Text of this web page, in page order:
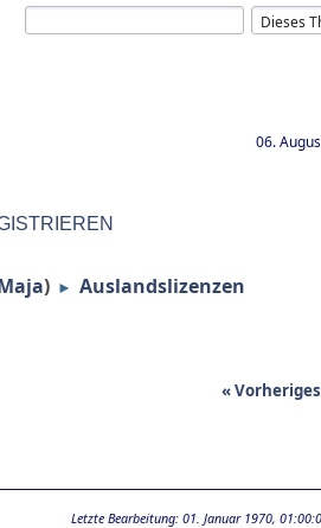
06.
) ► Auslandslizenzen
« Vorheriges
Letzte Bearbeitung: 01. Januar 1970,